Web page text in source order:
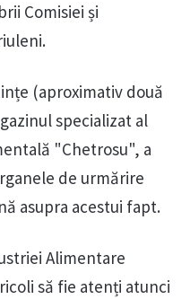
Comisiei și
(aproximativ două
specializat al
"Chetrosu", a
de urmărire
asupra acestui fapt.
Alimentare
să fie atenți atunci